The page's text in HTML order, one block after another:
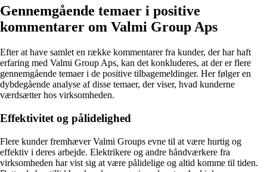
Gennemgående temaer i positive
kommentarer om Valmi Group Aps
Efter at have samlet en række kommentarer fra kunder, der har haft
erfaring med Valmi Group Aps, kan det konkluderes, at der er flere
gennemgående temaer i de positive tilbagemeldinger. Her følger en
dybdegående analyse af disse temaer, der viser, hvad kunderne
værdsætter hos virksomheden.
Effektivitet og pålidelighed
Flere kunder fremhæver Valmi Groups evne til at være hurtig og
effektiv i deres arbejde. Elektrikere og andre håndværkere fra
virksomheden har vist sig at være pålidelige og altid komme til tiden.